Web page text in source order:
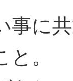
事に
。